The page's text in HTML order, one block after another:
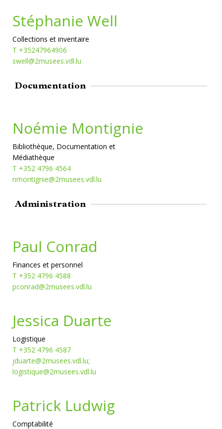
Stéphanie Well
Collections et inventaire
T +35247964906
swell@2musees.vdl.lu
Documentation
Noémie Montignie
Bibliothèque, Documentation et
Médiathèque
T +352 4796 4564
nmontignie@2musees.vdl.lu
Administration
Paul Conrad
Finances et personnel
T +352 4796 4588
pconrad@2musees.vdl.lu
Jessica Duarte
Logistique
T +352 4796 4587
jduarte@2musees.vdl.lu;
logistique@2musees.vdl.lu
Patrick Ludwig
Comptabilité